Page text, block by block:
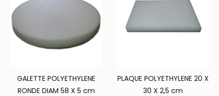
GALETTE POLYETHYLENE
RONDE DIAM 58 X 5 cm
PLAQUE POLYETHYLENE 20 X
30 X 2,5 cm